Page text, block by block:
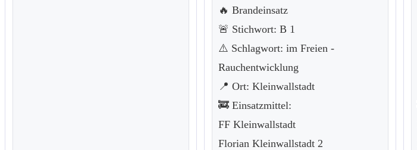
🔥 Brandeinsatz
🚨 Stichwort: B 1
⚠️ Schlagwort: im Freien -
Rauchentwicklung
📍 Ort: Kleinwallstadt
🚒 Einsatzmittel:
FF Kleinwallstadt
Florian Kleinwallstadt 2